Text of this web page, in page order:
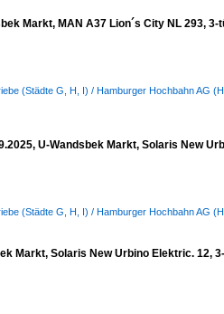
Markt, MAN A37 Lion´s City NL 293, 3-
(Städte G, H, I) / Hamburger Hochbahn AG
U-Wandsbek Markt, Solaris New
(Städte G, H, I) / Hamburger Hochbahn AG
Markt, Solaris New Urbino Elektric. 12,